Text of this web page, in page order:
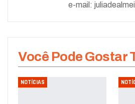
e-mail:
Você Pode Gostar
NOTÍCIAS